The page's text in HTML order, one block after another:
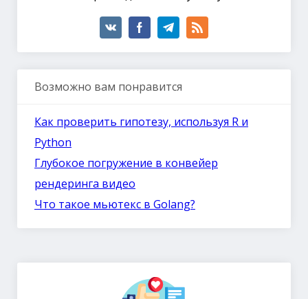
Возможно вам понравится
Как проверить гипотезу, используя R и
Python
Глубокое погружение в конвейер
рендеринга видео
Что такое мьютекс в Golang?